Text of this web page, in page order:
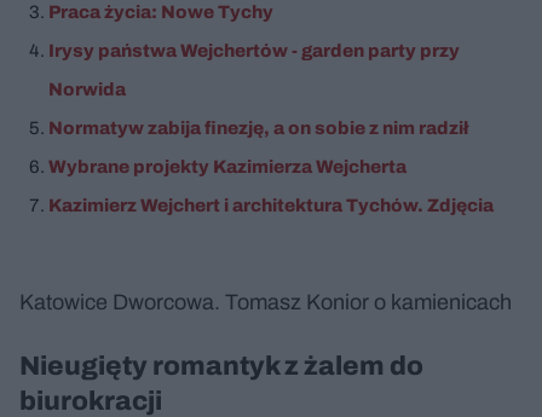
Praca życia: Nowe Tychy
Irysy państwa Wejchertów - garden party przy
Norwida
Normatyw zabija finezję, a on sobie z nim radził
Wybrane projekty Kazimierza Wejcherta
Kazimierz Wejchert i architektura Tychów. Zdjęcia
Katowice Dworcowa. Tomasz Konior o kamienicach
Nieugięty romantyk z żalem do
biurokracji